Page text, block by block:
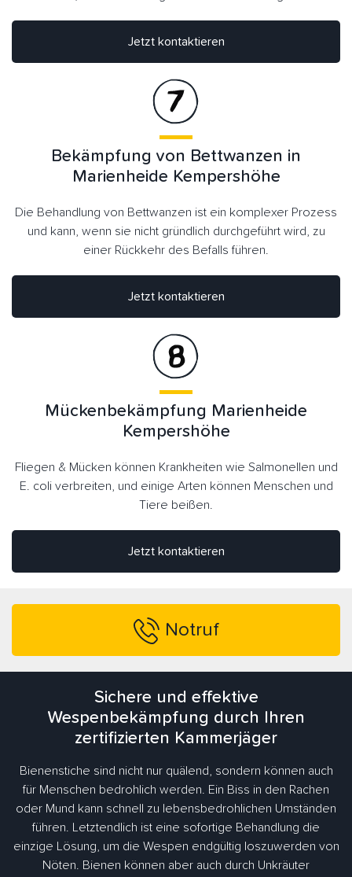
Jetzt kontaktieren
Bekämpfung von Bettwanzen in
Marienheide Kempershöhe
Die Behandlung von Bettwanzen ist ein komplexer Prozess
und kann, wenn sie nicht gründlich durchgeführt wird, zu
einer Rückkehr des Befalls führen.
Jetzt kontaktieren
Jetzt kontaktieren
Mückenbekämpfung Marienheide
Kempershöhe
Fliegen & Mücken können Krankheiten wie Salmonellen und
E. coli verbreiten, und einige Arten können Menschen und
Tiere beißen.
Notruf
Sichere und effektive
Wespenbekämpfung durch Ihren
zertifizierten Kammerjäger
Bienenstiche sind nicht nur quälend, sondern können auch
für Menschen bedrohlich werden. Ein Biss in den Rachen
oder Mund kann schnell zu lebensbedrohlichen Umständen
führen. Letztendlich ist eine sofortige Behandlung die
einzige Lösung, um die Wespen endgültig loszuwerden von
Nöten. Bienen können aber auch durch Unkräuter